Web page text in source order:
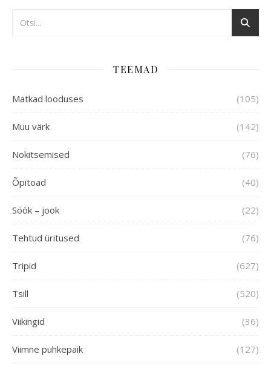
TEEMAD
Matkad looduses (105)
Muu värk (142)
Nokitsemised (76)
Õpitoad (40)
Söök – jook (22)
Tehtud üritused (76)
Tripid (627)
Tsill (520)
Viikingid (36)
Viimne puhkepaik (127)